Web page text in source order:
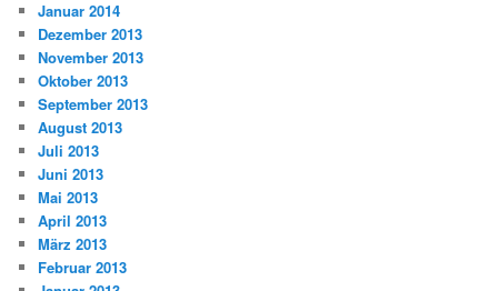
Januar 2014
Dezember 2013
November 2013
Oktober 2013
September 2013
August 2013
Juli 2013
Juni 2013
Mai 2013
April 2013
März 2013
Februar 2013